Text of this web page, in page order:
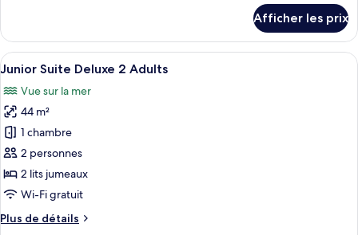
Adult
Junior
Suite
1
Afficher les prix
Afficher
toutes
les
photos
pour
ce
type
de
chambre :
Junior
Une chambre d’hôtel moderne
7
Junior Suite Deluxe 2 Adults
Vue sur la mer
44 m²
1 chambre
2 personnes
2 lits jumeaux
Wi-Fi gratuit
Plus de détails
Plus